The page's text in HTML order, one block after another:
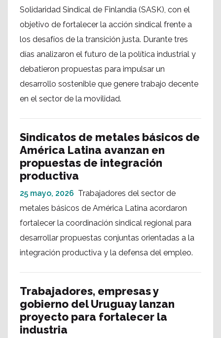
Solidaridad Sindical de Finlandia (SASK), con el
objetivo de fortalecer la acción sindical frente a
los desafíos de la transición justa. Durante tres
días analizaron el futuro de la política industrial y
debatieron propuestas para impulsar un
desarrollo sostenible que genere trabajo decente
en el sector de la movilidad.
Sindicatos de metales básicos de
América Latina avanzan en
propuestas de integración
productiva
25 mayo, 2026 Trabajadores del sector de
metales básicos de América Latina acordaron
fortalecer la coordinación sindical regional para
desarrollar propuestas conjuntas orientadas a la
integración productiva y la defensa del empleo.
Trabajadores, empresas y
gobierno del Uruguay lanzan
proyecto para fortalecer la
industria